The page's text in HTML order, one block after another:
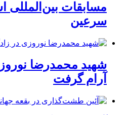
مسابقات بین‌المللی
سرعین
شهید محمدرضا
آرام گرفت